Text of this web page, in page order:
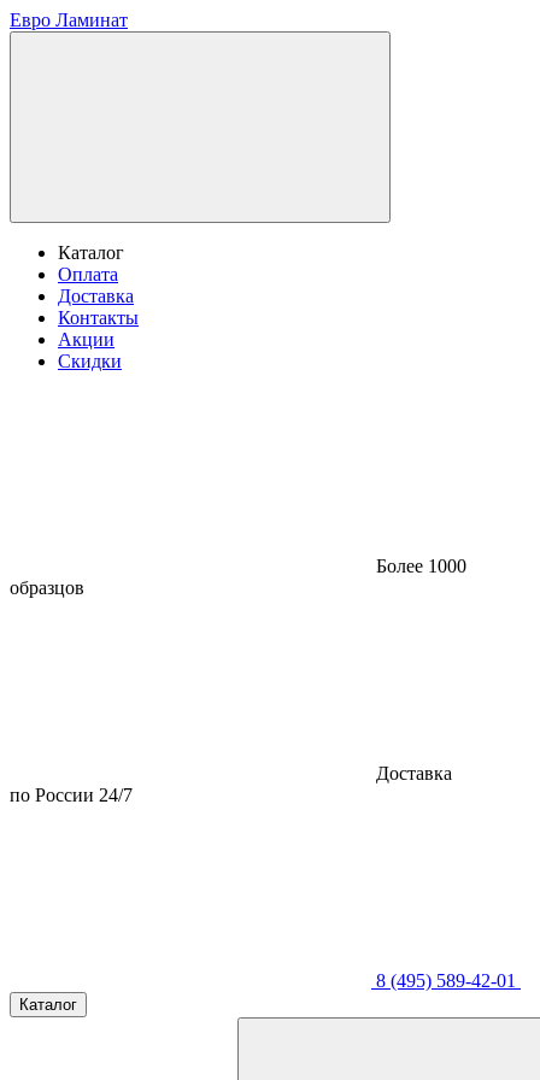
Евро Ламинат
Каталог
Оплата
Доставка
Контакты
Акции
Скидки
Более 1000
образцов
Доставка
по России 24/7
8 (495) 589-42-01
Каталог